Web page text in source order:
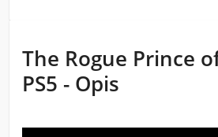
The Rogue Prince
PS5 - Opis